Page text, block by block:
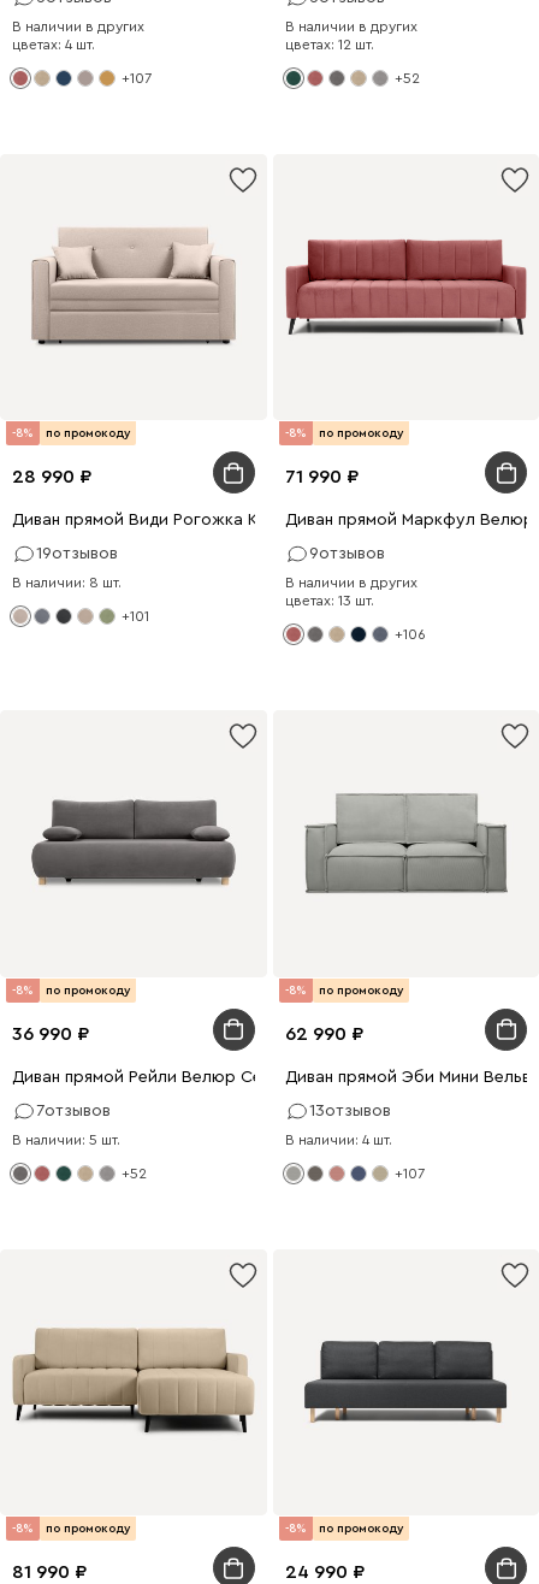
В наличии в других
цветах: 4 шт.
+107
В наличии в других
цветах: 12 шт.
+52
-8% по промокоду
28 990
Диван прямой Види Рогожка Кремовый
19отзывов
В наличии: 8 шт.
+101
-8% по промокоду
71 990
Диван прямой Маркфул Велюр
9отзывов
В наличии в других
цветах: 13 шт.
+106
-8% по промокоду
36 990
Диван прямой Рейли Велюр Серый
7отзывов
В наличии: 5 шт.
+52
-8% по промокоду
62 990
Диван прямой Эби Мини
13отзывов
В наличии: 4 шт.
+107
-8% по промокоду
81 990
-8% по промокоду
24 990